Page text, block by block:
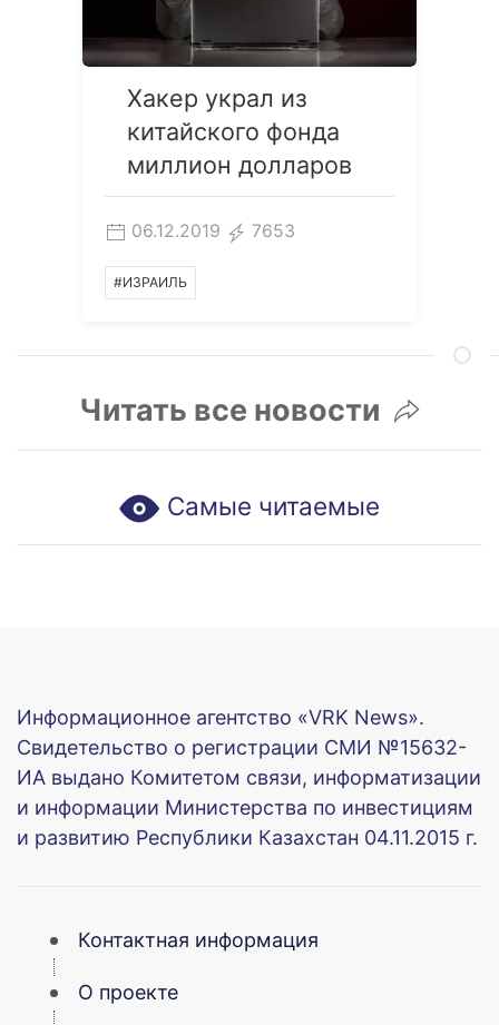
Хакер украл из
китайского фонда
миллион долларов
06.12.2019 7653
#ИЗРАИЛЬ
Читать все новости
Самые читаемые
Информационное агентство «VRK News».
Свидетельство о регистрации СМИ №15632-
ИА выдано Комитетом связи, информатизации
и информации Министерства по инвестициям
и развитию Республики Казахстан 04.11.2015 г.
Контактная информация
О проекте